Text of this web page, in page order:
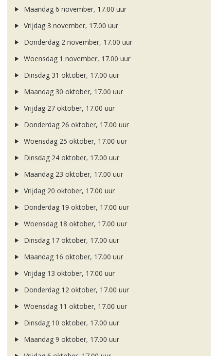
Maandag 6 november, 17.00 uur
Vrijdag 3 november, 17.00 uur
Donderdag 2 november, 17.00 uur
Woensdag 1 november, 17.00 uur
Dinsdag 31 oktober, 17.00 uur
Maandag 30 oktober, 17.00 uur
Vrijdag 27 oktober, 17.00 uur
Donderdag 26 oktober, 17.00 uur
Woensdag 25 oktober, 17.00 uur
Dinsdag 24 oktober, 17.00 uur
Maandag 23 oktober, 17.00 uur
Vrijdag 20 oktober, 17.00 uur
Donderdag 19 oktober, 17.00 uur
Woensdag 18 oktober, 17.00 uur
Dinsdag 17 oktober, 17.00 uur
Maandag 16 oktober, 17.00 uur
Vrijdag 13 oktober, 17.00 uur
Donderdag 12 oktober, 17.00 uur
Woensdag 11 oktober, 17.00 uur
Dinsdag 10 oktober, 17.00 uur
Maandag 9 oktober, 17.00 uur